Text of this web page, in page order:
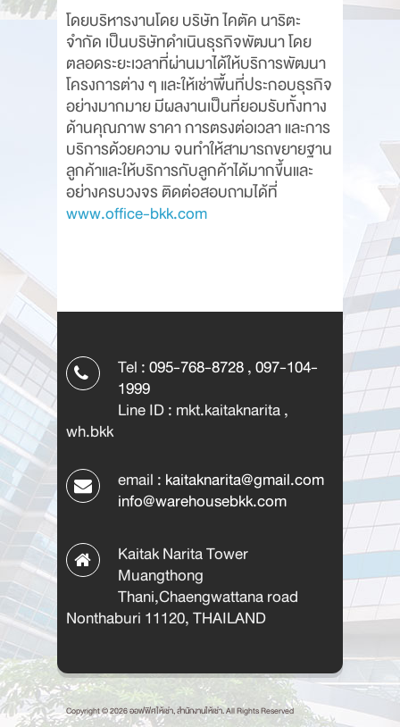
โดยบริหารงานโดย บริษัท ไคตัค นาริตะ
จำกัด เป็นบริษัทดำเนินธุรกิจพัฒนา โดย
ตลอดระยะเวลาที่ผ่านมาได้ให้บริการพัฒนา
โครงการต่าง ๆ และให้เช่าพื้นที่ประกอบธุรกิจ
อย่างมากมาย มีผลงานเป็นที่ยอมรับทั้งทาง
ด้านคุณภาพ ราคา การตรงต่อเวลา และการ
บริการด้วยความ จนทำให้สามารถขยายฐาน
ลูกค้าและให้บริการกับลูกค้าได้มากขึ้นและ
อย่างครบวงจร ติดต่อสอบถามได้ที่
www.office-bkk.com
Tel :095-768-8728,097-104-
1999
Line ID : mkt.kaitaknarita ,
wh.bkk
email : kaitaknarita@gmail.com
info@warehousebkk.com
Kaitak Narita Tower
Muangthong
Thani,Chaengwattana road
Nonthaburi 11120, THAILAND
Copyright © 2026 ออฟฟิศให้เช่า, สำนักงานให้เช่า. All Rights Reserved